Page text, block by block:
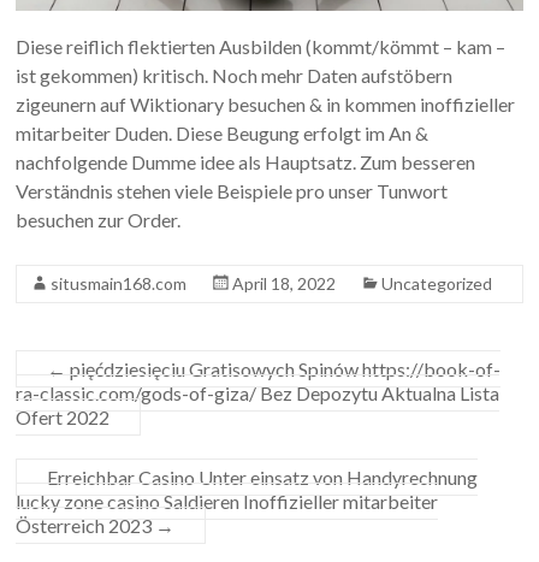
Diese reiflich flektierten Ausbilden (kommt/kömmt – kam –
ist gekommen) kritisch. Noch mehr Daten aufstöbern
zigeunern auf Wiktionary besuchen & in kommen inoffizieller
mitarbeiter Duden. Diese Beugung erfolgt im An &
nachfolgende Dumme idee als Hauptsatz. Zum besseren
Verständnis stehen viele Beispiele pro unser Tunwort
besuchen zur Order.
situsmain168.com April 18, 2022 Uncategorized
← pięćdziesięciu Gratisowych Spinów https://book-of-
ra-classic.com/gods-of-giza/ Bez Depozytu Aktualna Lista
Ofert 2022
Erreichbar Casino Unter einsatz von Handyrechnung
lucky zone casino Saldieren Inoffizieller mitarbeiter
Österreich 2023 →